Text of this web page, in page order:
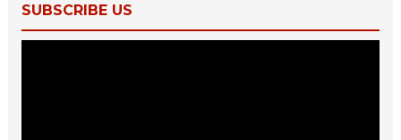
SUBSCRIBE US